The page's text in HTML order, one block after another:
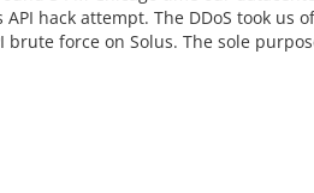
hack attempt. The DDoS took
force on Solus. The sole